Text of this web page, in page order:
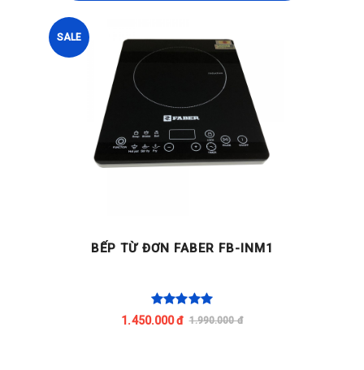
SALE
BẾP TỪ ĐƠN FABER FB-INM1
1.450.000 đ 1.990.000 đ